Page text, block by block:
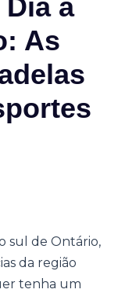
a
As
sul de Ontário,
da região
tenha um